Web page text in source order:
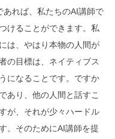
れば、私たちのAI講師で
けることができます。私
は、やはり本物の人間が
の目標は、ネイティブス
になることです。ですか
あり、他の人間と話すこ
が、それが少々ハードル
。そのためにAI講師を提